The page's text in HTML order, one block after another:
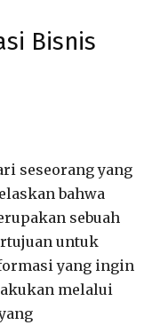
Bisnis
seseorang yang
bahwa
sebuah
untuk
yang ingin
melalui